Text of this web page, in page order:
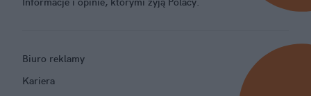
Biuro reklamy
Kariera